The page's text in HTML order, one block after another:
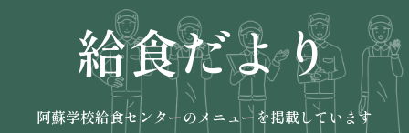
給食だより
阿蘇学校給食センターのメニューを掲載しています